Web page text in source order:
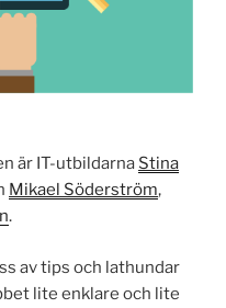
är IT-utbildarna Stina
Mikael Söderström,
.
av tips och lathundar
lite enklare och lite